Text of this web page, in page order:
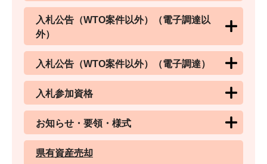
入札公告（WTO案件以外）（電子調達以
外）
入札公告（WTO案件以外）（電子調達）
入札参加資格
お知らせ・要領・様式
県有資産売却